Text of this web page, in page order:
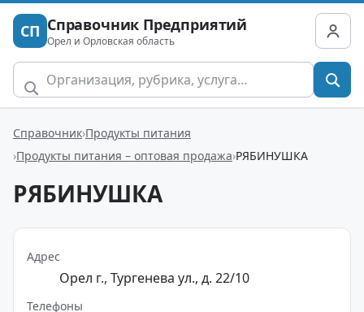
СП Справочник Предприятий
Орел и Орловская область
Справочник Продукты питания
Продукты питания – оптовая продажа РЯБИНУШКА
РЯБИНУШКА
Адрес
Орел г., Тургенева ул., д. 22/10
Телефоны